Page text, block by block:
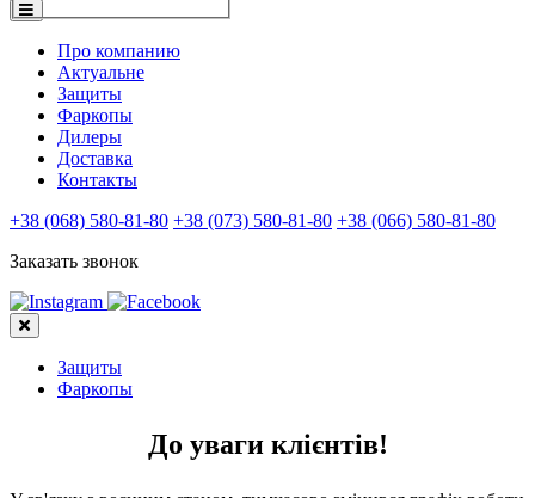
Про компанию
Актуальне
Защиты
Фаркопы
Дилеры
Доставка
Контакты
+38 (068) 580-81-80 +38 (073) 580-81-80 +38 (066) 580-81-80
Заказать звонок
Защиты
Фаркопы
До уваги клієнтів!